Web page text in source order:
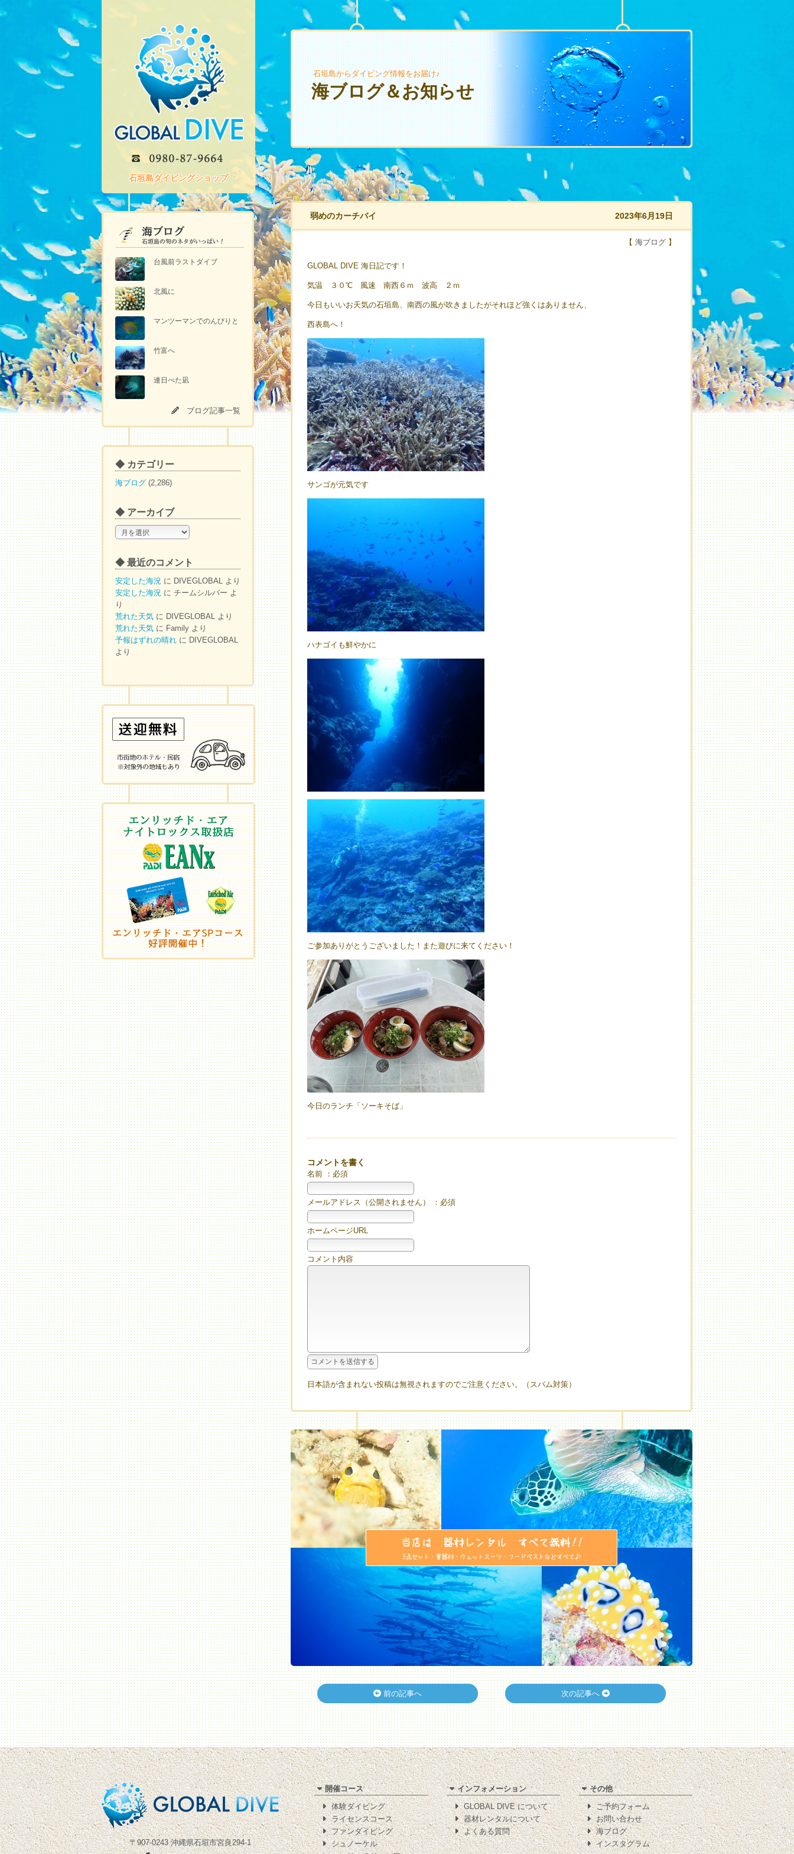
石垣島ダイビングショップ
台風前ラストダイブ
北風に
マンツーマンでのんびりと
竹富へ
連日べた凪
ブログ記事一覧
◆ カテゴリー
海ブログ (2,286)
◆ アーカイブ
◆
ア
カ
イ
ブ
◆ 最近のコメント
安定した海況 に DIVEGLOBAL より
安定した海況 に チームシルバー よ
り
荒れた天気 に DIVEGLOBAL より
荒れた天気 に Family より
予報はずれの晴れ に DIVEGLOBAL
より
石垣島からダイビング情報をお届け♪
海ブログ＆お知らせ
弱めのカーチバイ 2023年6月19日
【 海ブログ 】
GLOBAL DIVE 海日記です！
気温 ３０℃ 風速 南西６ｍ 波高 ２ｍ
今日もいいお天気の石垣島、南西の風が吹きましたがそれほど強くはありません、
西表島へ！
サンゴが元気です
ハナゴイも鮮やかに
ご参加ありがとうございました！また遊びに来てください！
今日のランチ「ソーキそば」
コメントを書く
名前 ：必須
メールアドレス（公開されません） ：必須
ホームページURL
コメント内容
日本語が含まれない投稿は無視されますのでご注意ください。（スパム対策）
前の記事へ 次の記事へ
〒907-0243 沖縄県石垣市宮良294-1
開催コース
体験ダイビング
ライセンスコース
ファンダイビング
シュノーケル
インフォメーション
GLOBAL DIVE について
器材レンタルについて
よくある質問
その他
ご予約フォーム
お問い合わせ
海ブログ
インスタグラム